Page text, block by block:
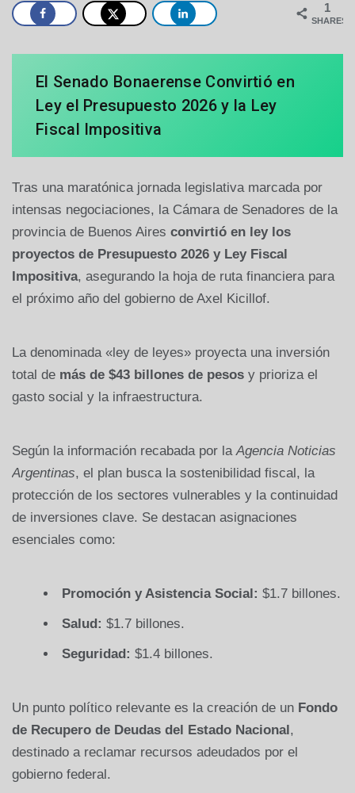
1
SHARES
El Senado Bonaerense Convirtió en
Ley el Presupuesto 2026 y la Ley
Fiscal Impositiva
Tras una maratónica jornada legislativa marcada por
intensas negociaciones, la Cámara de Senadores de la
provincia de Buenos Aires convirtió en ley los
proyectos de Presupuesto 2026 y Ley Fiscal
Impositiva, asegurando la hoja de ruta financiera para
el próximo año del gobierno de Axel Kicillof.
La denominada «ley de leyes» proyecta una inversión
total de más de $43 billones de pesos y prioriza el
gasto social y la infraestructura.
Según la información recabada por la Agencia Noticias
Argentinas, el plan busca la sostenibilidad fiscal, la
protección de los sectores vulnerables y la continuidad
de inversiones clave. Se destacan asignaciones
esenciales como:
Promoción y Asistencia Social: $1.7 billones.
Salud: $1.7 billones.
Seguridad: $1.4 billones.
Un punto político relevante es la creación de un Fondo
de Recupero de Deudas del Estado Nacional,
destinado a reclamar recursos adeudados por el
gobierno federal.